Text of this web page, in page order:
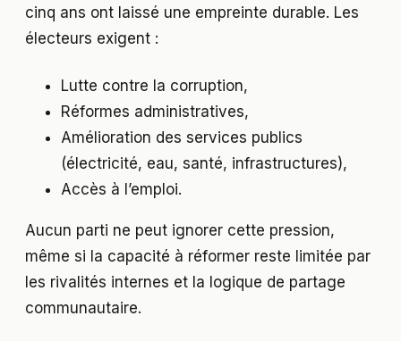
cinq ans ont laissé une empreinte durable. Les
électeurs exigent :
Lutte contre la corruption,
Réformes administratives,
Amélioration des services publics
(électricité, eau, santé, infrastructures),
Accès à l’emploi.
Aucun parti ne peut ignorer cette pression,
même si la capacité à réformer reste limitée par
les rivalités internes et la logique de partage
communautaire.